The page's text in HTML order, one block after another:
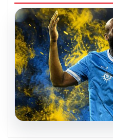
07.08.2026